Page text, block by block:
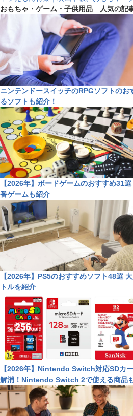
おもちゃ・ゲーム・子供用品 人気の記
ニンテンドースイッチのRPGソフトの
るソフトも紹介！
【2026年】ボードゲームのおすすめ31
番ゲームも紹介
【2026年】PS5のおすすめソフト48選
トルを紹介
【2026年】Nintendo Switch対応SDカ
解消！Nintendo Switch 2で使える商品